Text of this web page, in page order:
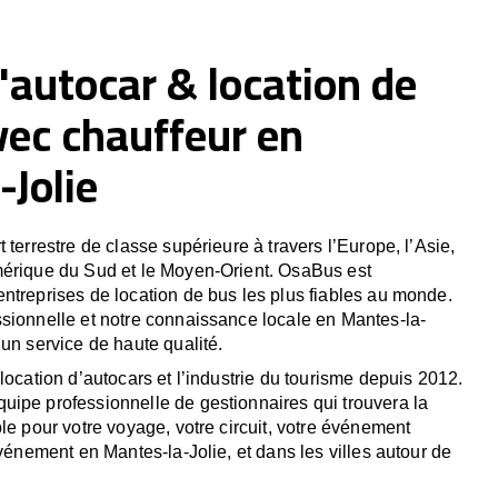
& location de
chauffeur en
terrestre de classe supérieure à travers l’Europe, l’Asie,
du Sud et le Moyen-Orient. OsaBus est
de location de bus les plus fiables au monde.
et notre connaissance locale en Mantes-la-
service de haute qualité.
d’autocars et l’industrie du tourisme depuis 2012.
professionnelle de gestionnaires qui trouvera la
pour votre voyage, votre circuit, votre événement
en Mantes-la-Jolie, et dans les villes autour de